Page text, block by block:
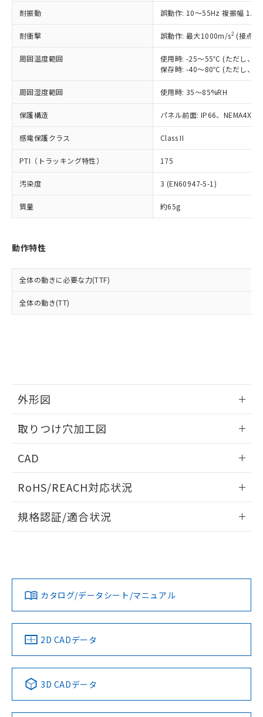
耐振動 誤動作: 10～55Hz 複振幅
耐衝撃 誤動作: 最大1000m/s2 (接点
周囲温度範囲
使用時: -25～55℃ (ただし、氷
保存時: -40～80℃ (ただし、氷
周囲湿度範囲 使用時: 35～85%RH
保護構造 パネル前面: IP66、NEMA4X,
感電保護クラス Class II
PTI（トラッキング特性） 175
汚染度 3 (EN60947-5-1)
質量 約65g
動作特性
全体の動きに必要な力(TTF)
全体の動き(TT)
外形図
取りつけ穴加工図
CAD
ドすることができます。
ログイン/会員登録
ダウンロードデータをご利用いただく前に、以下を必ずお読
みください。
ソフトウェアの使用条件
RoHS/REACH対応状況
EU RoHS 注意事項・凡例
対応済み
中国 RoHS 注意事項・凡例
Pb Hg Cd Cr(VI)
規格認証/適合状況
LR型式承認
（イギリス
船舶規格）
DNV型式承認
（ノルウェー
BV型式承認
（フランス
KR型式
（韓国
No No No No
この製品の規格認証/適合状況ページへ
その他の認証はこちらのページからご検索ください
カタログ/データシート/マニュアル
2D CADデータ
3D CADデータ
記載している更新日時点での社内デー
タに基づき作成されるものであり、閲
覧された時点での実際の在庫および標
準価格とは異なる場合があることをご
正式な納期状況および標準価格はお客
様のお取引先、またはお客様担当のオ
ムロン制御機器販売店・当社販売員に
オムロン制御機器販売店や当社販売拠
販売ネットワーク
」をご確認
ください。
在庫状況および標準価格結果を当社の
事前の承諾なく第三者に漏洩または開
示しないようお願いします。
マイパーツ機能（部品リスト作成サー
ビス）をご利用いただくには、I-Web
メンバーズにご登録されている必要が
および当社の共同利用者が、当社の製
品・サービスに関するお客様との取
をご了承ください。
※当社の共同利用者とは、"個人情報
鉛(Pb) 1000ppm以下、 水銀(Hg) 1000ppm以下、 カド
六価クロム(Cr(Ⅵ)) 1000ppm以下、ポリ臭化ビフェニル
類(PBB) 1000ppm以下、ポリ臭化ジフェニルエーテル類
(PBDE) 1000ppm以下、フタル酸ビス(2-エチルヘキシ
ル) (DEHP)(別名：DOP) 1000ppm以下、フタル酸ブチ
ルベンジル（BBP） 1000ppm以下、フタル酸ジブチル
（DBP） 1000ppm以下、フタル酸ジイソブチル
(DIBP) 1000ppm以下
但し、RoHS指令で産業用監視および制御機器に対する
適用除外項目は除く。
フタル酸エステル類の４物質については閾値を超える意
図的な使用がないことを確認しています。
※2 対応予定月
部品在庫の切り替え状況などにより、予定
月が前後することがあります。
下記の非含有証明書をダウンロードするこ
とができます。
EU RoHS指令（10物質）の非含有証明書
物質の対応では、対応完了までの期間は出
荷製品に未対応品が混在することから備考
既に当社にて対応品への在庫切替を完了
していることから、特段のことがない限
り、2022年1月12日より割愛しておりま
*中国RoHS10物質の基準値 (GB/T26572)：
Pb(鉛) :1000ppm、 Hg(水銀) : 1000ppm、 Cd(カドミウ
Cr(Ⅵ)(六価クロム) : 1000ppm、 PBBs(ポリ臭化ビフェ
ニル類) : 1000ppm、 PBDEs(ポリ臭化ジフェニルエーテ
ル) : 1000ppm、
DEHP(フタル酸ビス(2-エチルヘキシル)) : 1000ppm
※2 環境保護使用期限
「ｅ」：有害物質（10物質）のすべてが基
準値以下であることを示します。
「10」：通常の使用状況下において有害物
質が外部に漏えいし、環境に深刻な影響を
及ぼさない年数を意味します。
（以下｢規制貨物等」という）を輸出
または国外への提供する場合は、日本
国政府の輸出許可(または役務取引許
可)を取得するなどの必要な手続きを
当社は規制貨物を破棄する場合は、完
全に破砕するなど、違法に輸出されな
いよう必要な手段を講じます。
当社は貴社製品を、核兵器、ミサイ
ル、化学兵器、生物兵器またはその他
武器並びにこれらの製造装置等に一切
使用いたしません。
当社は、貴社製品を第三者に販売する
場合は、上記1、2および3の内容を当
該第三者に通知します。また当社は、
販売先および販売に係わる関係者が違
法に輸出するおそれがある場合は、取
り引きをいたしません。
○ 一定数以上の在庫あり
△ 一定数には満たないが在庫あり
在庫なし(最新の在庫状況につ
いては、お客様のお取引先、ま
たはお客様担当のオムロン制御
機器販売店・当社販売員にご確
認ください)
受注生産機種、また在庫状況の
情報を公開していない機種